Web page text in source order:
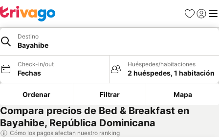
Favoritos
Iniciar
Destino
Bayahibe
Check-in/out
Fechas
Huéspedes/habitaciones
2 huéspedes, 1 habitación
Ordenar Filtrar Mapa
Compara precios de Bed & Breakfast en
Bayahibe, República Dominicana
Cómo los pagos afectan nuestro ranking